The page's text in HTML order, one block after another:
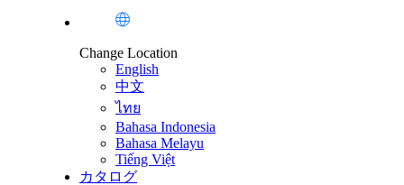
Change Location
English
中文
ไทย
Bahasa Indonesia
Bahasa Melayu
Tiếng Việt
カタログ